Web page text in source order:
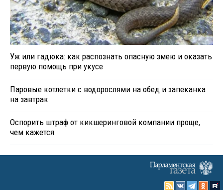
Уж или гадюка: как распознать опасную змею и оказать
первую помощь при укусе
Паровые котлетки с водорослями на обед и запеканка
на завтрак
Оспорить штраф от кикшеринговой компании проще,
чем кажется